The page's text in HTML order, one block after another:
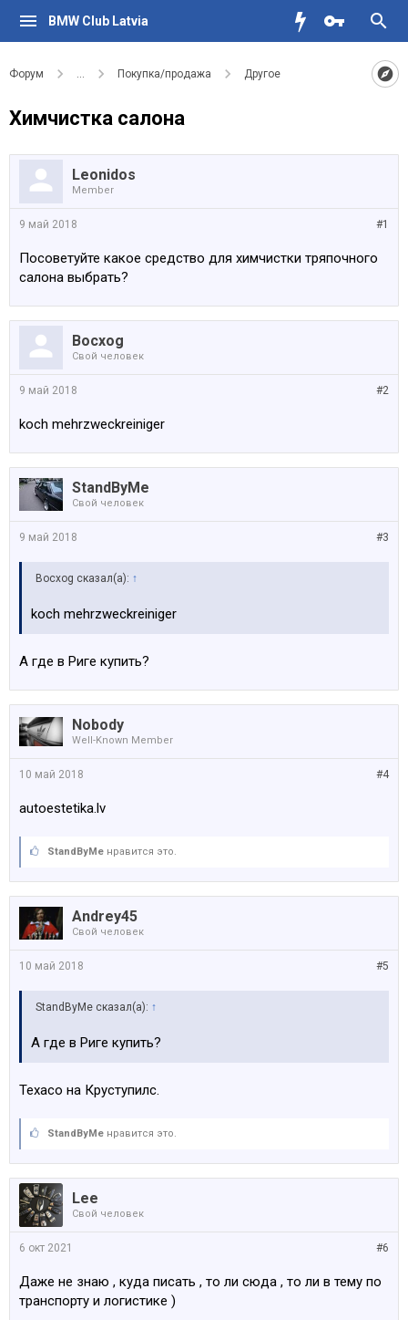
BMW Club Latvia
Форум ... Покупка/продажа Другое
Химчистка салона
Leonidos
Member
#1
9 май 2018
Посоветуйте какое средство для химчистки тряпочного
салона выбрать?
Bocxog
Свой человек
#2
9 май 2018
koch mehrzweckreiniger
StandByMe
Свой человек
#3
9 май 2018
Bocxog сказал(а): ↑
koch mehrzweckreiniger
А где в Риге купить?
Nobody
Well-Known Member
#4
10 май 2018
autoestetika.lv
StandByMe нравится это.
Andrey45
Свой человек
#5
10 май 2018
StandByMe сказал(а): ↑
А где в Риге купить?
Texaco на Круступилс.
StandByMe нравится это.
Lee
Свой человек
#6
6 окт 2021
Даже не знаю , куда писать , то ли сюда , то ли в тему по
транспорту и логистике )